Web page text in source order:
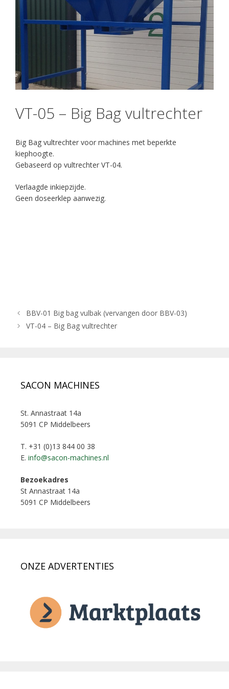
VT-05 – Big Bag vultrechter
Big Bag vultrechter voor machines met beperkte
kiephoogte.
Gebaseerd op vultrechter VT-04.
Verlaagde inkiepzijde.
Geen doseerklep aanwezig.
BBV-01 Big bag vulbak (vervangen door BBV-03)
VT-04 – Big Bag vultrechter
SACON MACHINES
St. Annastraat 14a
5091 CP Middelbeers
T. +31 (0)13 844 00 38
E. info@sacon-machines.nl
Bezoekadres
St Annastraat 14a
5091 CP Middelbeers
ONZE ADVERTENTIES